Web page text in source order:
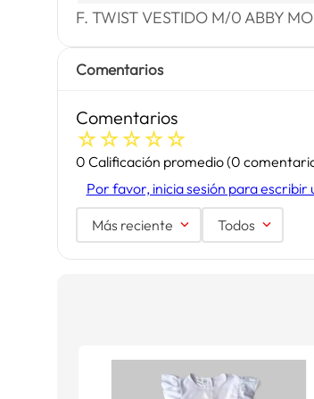
F. TWIST VESTIDO M/0 ABBY MO
Comentarios
Comentarios
☆☆☆☆☆
0 Calificación promedio(0
Por favor, inicia sesión para
Más reciente Todos